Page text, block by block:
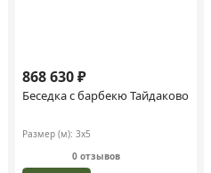
868 630 ₽
Беседка с барбекю Тайдаково
Размер (м): 3х5
0 отзывов